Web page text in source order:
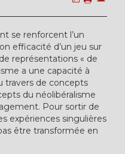
se renforcent l’un
efficacité d’un jeu sur
représentations « de
a une capacité à
travers de concepts
du néolibéralisme
Pour sortir de
expériences singulières
être transformée en